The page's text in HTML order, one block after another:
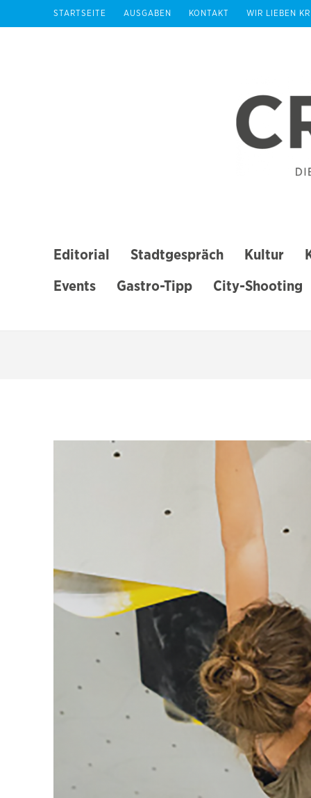
STARTSEITE AUSGABEN KONTAKT WIR LIEBEN
Editorial Stadtgespräch Kultur
Events Gastro-Tipp City-Shooting